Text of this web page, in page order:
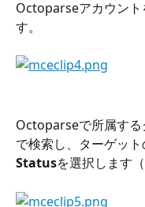
Octoparseアカウント
す。
Octoparseで所属す
で検索し、ターゲッ
Statusを選択します